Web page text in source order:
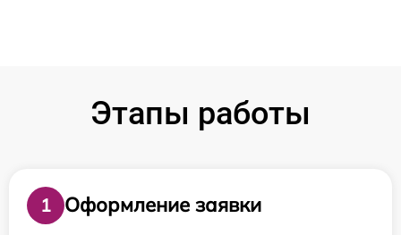
Этапы работы
1
Оформление заявки